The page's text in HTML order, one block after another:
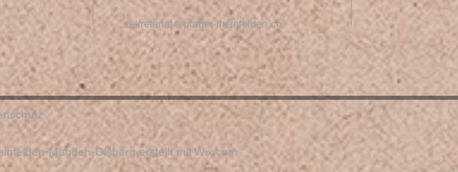
sekretariat@pfarrei-rheinfelden.ch
Magden-Olsberg erstellt mitWix.com